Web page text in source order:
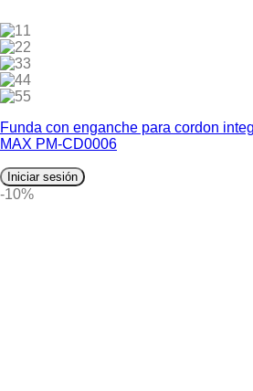
1
2
3
4
5
Funda con enganche para cordon
MAX PM-CD0006
Iniciar sesión
-10%